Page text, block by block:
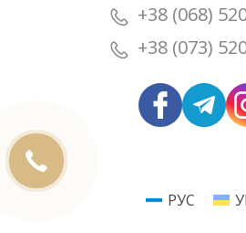
+38 (068)
+38 (073)
РУС